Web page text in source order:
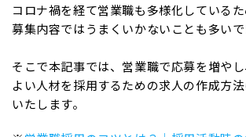
コロナ禍を経て営業職も多様化している
募集内容ではうまくいかないことも多いで
そこで本記事では、営業職で応募を増や
よい人材を採用するための求人の作成方
いたします。